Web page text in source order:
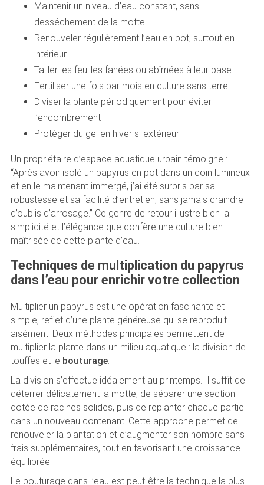
Maintenir un niveau d’eau constant, sans
desséchement de la motte
Renouveler régulièrement l’eau en pot, surtout en
intérieur
Tailler les feuilles fanées ou abîmées à leur base
Fertiliser une fois par mois en culture sans terre
Diviser la plante périodiquement pour éviter
l’encombrement
Protéger du gel en hiver si extérieur
Un propriétaire d’espace aquatique urbain témoigne :
“Après avoir isolé un papyrus en pot dans un coin lumineux
et en le maintenant immergé, j’ai été surpris par sa
robustesse et sa facilité d’entretien, sans jamais craindre
d’oublis d’arrosage.” Ce genre de retour illustre bien la
simplicité et l’élégance que confère une culture bien
maîtrisée de cette plante d’eau.
Techniques de multiplication du papyrus
dans l’eau pour enrichir votre collection
Multiplier un papyrus est une opération fascinante et
simple, reflet d’une plante généreuse qui se reproduit
aisément. Deux méthodes principales permettent de
multiplier la plante dans un milieu aquatique : la division de
touffes et le bouturage.
La division s’effectue idéalement au printemps. Il suffit de
déterrer délicatement la motte, de séparer une section
dotée de racines solides, puis de replanter chaque partie
dans un nouveau contenant. Cette approche permet de
renouveler la plantation et d’augmenter son nombre sans
frais supplémentaires, tout en favorisant une croissance
équilibrée.
Le bouturage dans l’eau est peut-être la technique la plus